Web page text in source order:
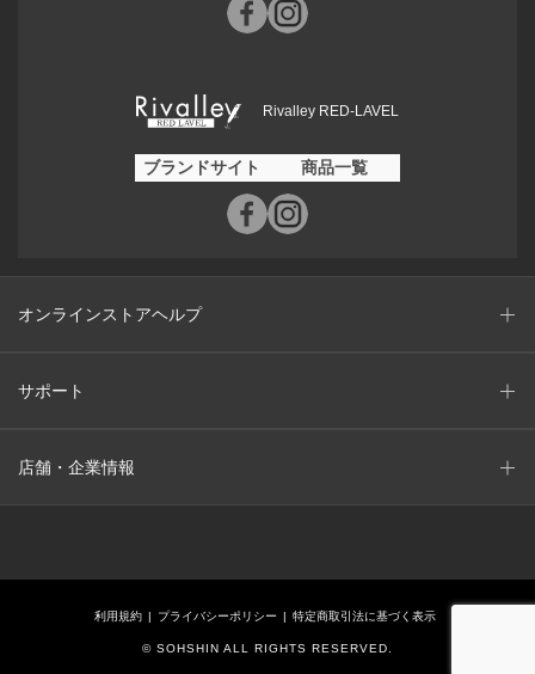
Rivalley RED-LAVEL
ブランドサイト 商品一覧
オンラインストアヘルプ
サポート
店舗・企業情報
利用規約 プライバシーポリシー 特定商取引法に基づく表示
© SOHSHIN ALL RIGHTS RESERVED.